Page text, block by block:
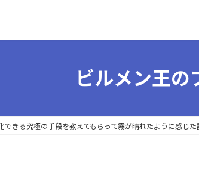
ビルメン王の
できる究極の手段を教えてもらって霧が晴れたように感じた